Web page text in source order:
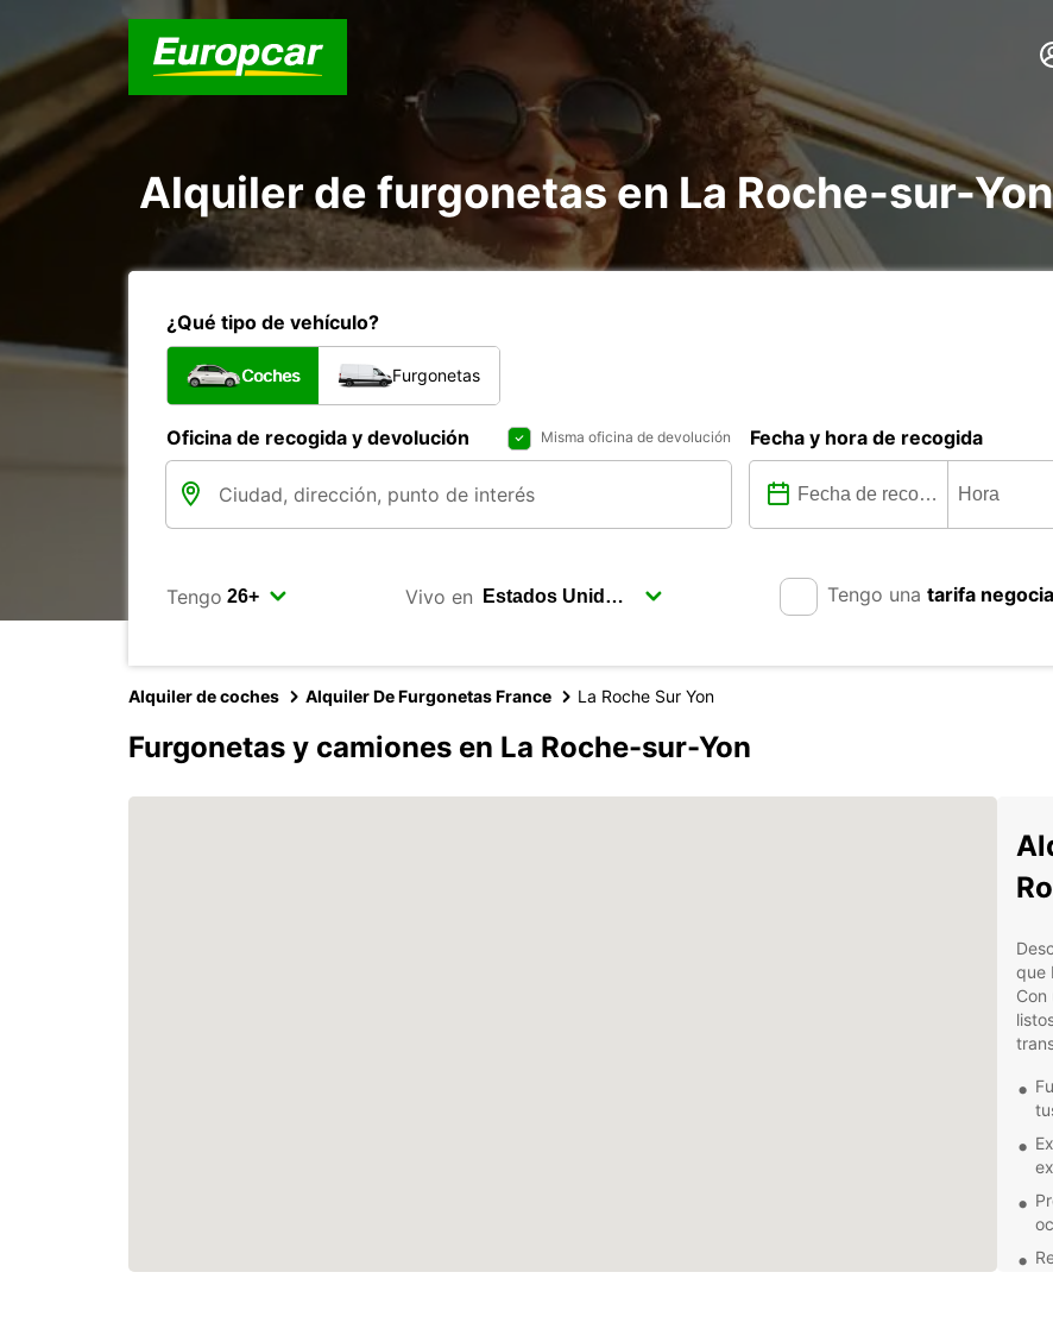
Alquiler de furgonetas en La Roche-sur-Yon
¿Qué tipo de vehículo?
Coches Furgonetas
Oficina de recogida y devolución Misma oficina de devolución Fecha y hora de recogida
Tengo Vivo en Tengo una tarifa
Alquiler de coches Alquiler De Furgonetas France La Roche Sur Yon
Furgonetas y camiones en La Roche-sur-Yon
que
Con